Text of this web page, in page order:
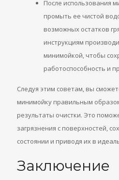
После использования
промыть ее чистой
возможных остатков
инструкциям
минимойкой, чтобы
работоспособность и
Следуя этим советам, вы
минимойку правильным
результаты очистки. Это
загрязнения с поверхностей,
состоянии и приводя их в
Заключение